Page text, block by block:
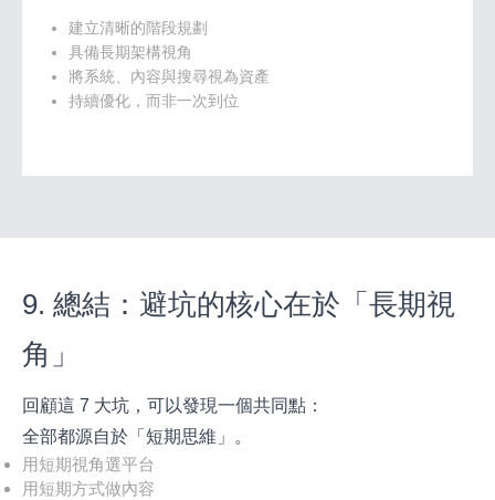
建立清晰的階段規劃
具備長期架構視角
將系統、內容與搜尋視為資產
持續優化，而非一次到位
9. 總結：避坑的核心在於「長期視
角」
回顧這 7 大坑，可以發現一個共同點：
全部都源自於「短期思維」。
用短期視角選平台
用短期方式做內容